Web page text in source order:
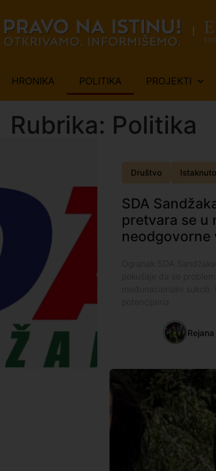
HRONIKA POLITIKA PROJEKTI
Rubrika: Politika
Društvo Istaknuto
SDA
pretvara se u
neodgovorne